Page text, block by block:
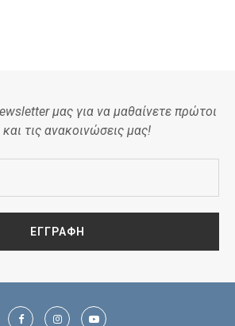
μας για να μαθαίνετε πρώτοι
τις ανακοινώσεις μας!